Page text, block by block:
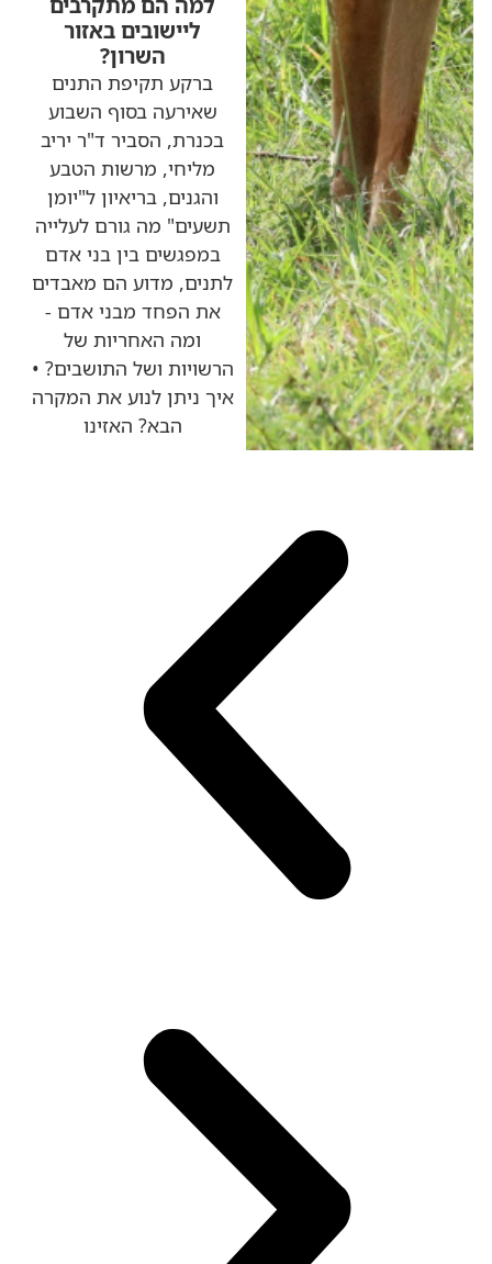
ליישובים באזור
השרון?
ברקע תקיפת התנים
שאירעה בסוף השבוע
בכנרת, הסביר ד"ר יריב
מליחי, מרשות הטבע
והגנים, בריאיון ל"יומן
תשעים" מה גורם לעלייה
במפגשים בין בני אדם
לתנים, מדוע הם מאבדים
את הפחד מבני אדם -
ומה האחריות של
הרשויות ושל התושבים? •
איך ניתן לנוע את המקרה
הבא? האזינו